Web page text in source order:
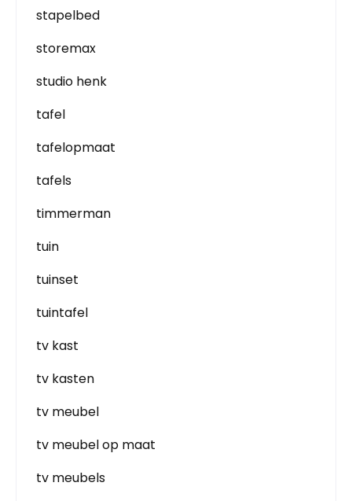
stapelbed
storemax
studio henk
tafel
tafelopmaat
tafels
timmerman
tuin
tuinset
tuintafel
tv kast
tv kasten
tv meubel
tv meubel op maat
tv meubels